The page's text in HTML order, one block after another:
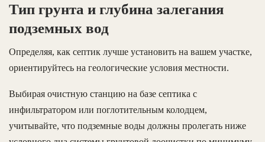
Тип грунта и глубина залегания
подземных вод
Определяя, как септик лучше установить на вашем участке,
ориентируйтесь на геологические условия местности.
Выбирая очистную станцию на базе септика с
инфильтратором или поглотительным колодцем,
учитывайте, что подземные воды должны пролегать ниже